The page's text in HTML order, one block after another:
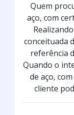
Quem
aço, com
conceituada
referência
Quando o
de aço,
cliente